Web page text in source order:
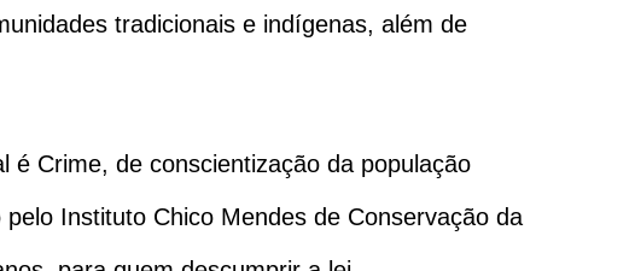
tradicionais e indígenas, além de
é Crime, de conscientização da população
Instituto Chico Mendes de Conservação da